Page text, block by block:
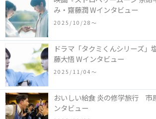
み・齋藤潤 Wインタビュー
2025/10/28〜
ドラマ「タクミくんシリーズ
藤大悟 Wインタビュー
2025/11/04〜
おいしい給食 炎の修学旅行 市
ンタビュー